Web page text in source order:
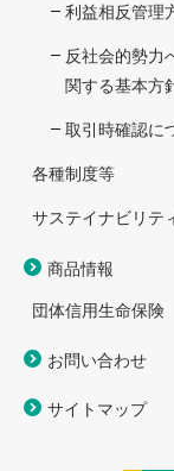
利益相反管理
反社会的勢力
関する基本方
取引時確認に
各種制度等
サステイナビリテ
商品情報
団体信用生命保険
お問い合わせ
サイトマップ